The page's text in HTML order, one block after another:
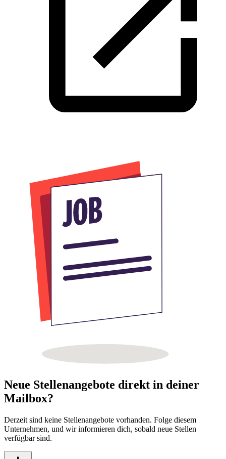
Neue Stellenangebote direkt in deiner
Mailbox?
Derzeit sind keine Stellenangebote vorhanden. Folge diesem
Unternehmen, und wir informieren dich, sobald neue Stellen
verfügbar sind.